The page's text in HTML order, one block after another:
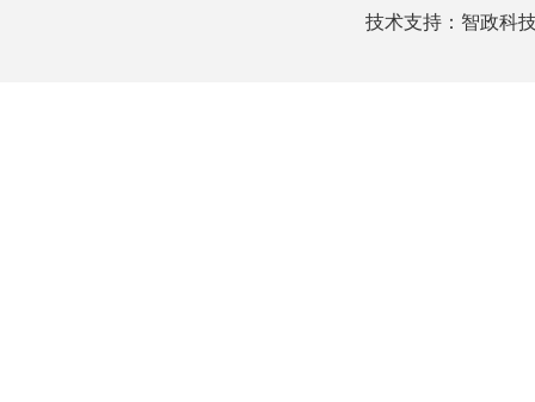
技术支持： 智政科